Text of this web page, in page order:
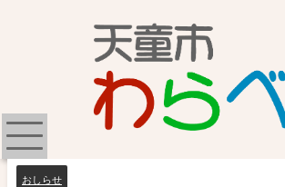
おしらせ